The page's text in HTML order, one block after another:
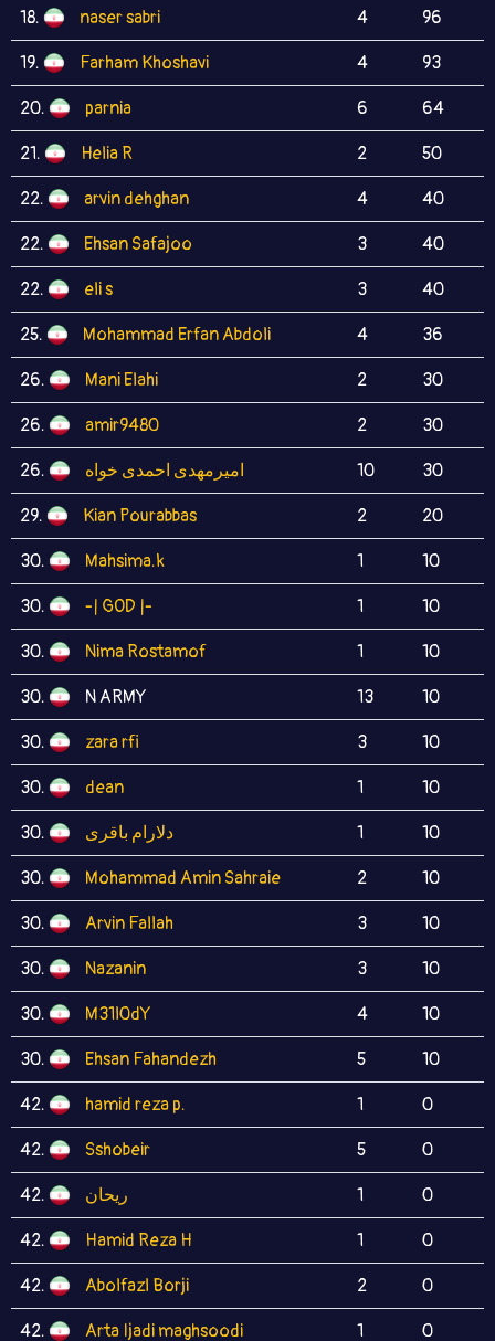
18. naser sabri 4 96
19. Farham Khoshavi 4 93
20. parnia 6 64
21. Helia R 2 50
22. arvin dehghan 4 40
22. Ehsan Safajoo 3 40
22. eli s 3 40
25. Mohammad Erfan Abdoli 4 36
26. Mani Elahi 2 30
26. amir9480 2 30
26. امیرمهدی احمدی خواه 10 30
29. Kian Pourabbas 2 20
30. Mahsima.k 1 10
30. -| GOD |- 1 10
30. Nima Rostamof 1 10
30. N ARMY 13 10
30. zara rfi 3 10
30. dean 1 10
30. دلارام باقری 1 10
30. Mohammad Amin Sahraie 2 10
30. Arvin Fallah 3 10
30. Nazanin 3 10
30. M31l0dY 4 10
30. Ehsan Fahandezh 5 10
42. hamid reza p. 1 0
42. Sshobeir 5 0
42. ریحان 1 0
42. Hamid Reza H 1 0
42. Abolfazl Borji 2 0
42. Arta Ijadi maghsoodi 1 0